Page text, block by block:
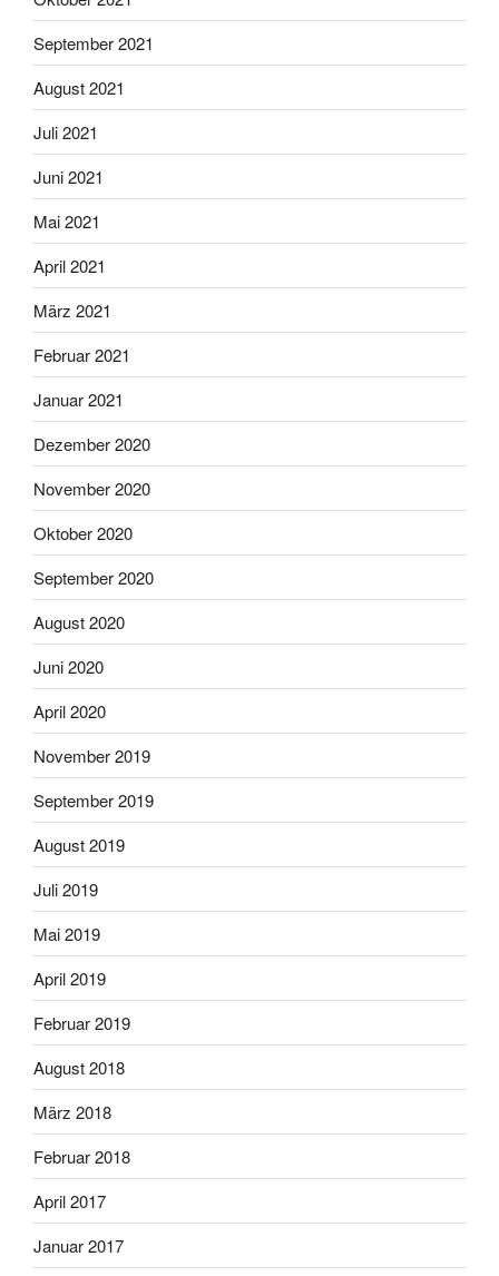
September 2021
August 2021
Juli 2021
Juni 2021
Mai 2021
April 2021
März 2021
Februar 2021
Januar 2021
Dezember 2020
November 2020
Oktober 2020
September 2020
August 2020
Juni 2020
April 2020
November 2019
September 2019
August 2019
Juli 2019
Mai 2019
April 2019
Februar 2019
August 2018
März 2018
Februar 2018
April 2017
Januar 2017